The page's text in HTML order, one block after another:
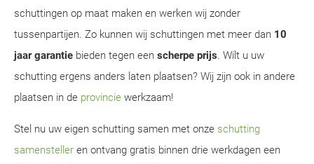
schuttingen op maat maken en werken wij zonder
tussenpartijen. Zo kunnen wij schuttingen met meer dan 10
jaar garantie bieden tegen een scherpe prijs. Wilt u uw
schutting ergens anders laten plaatsen? Wij zijn ook in andere
plaatsen in de provincie werkzaam!
Stel nu uw eigen schutting samen met onze schutting
samensteller en ontvang gratis binnen drie werkdagen een